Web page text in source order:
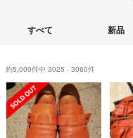
すべて 新品
約5,000件中 3025 - 3060件